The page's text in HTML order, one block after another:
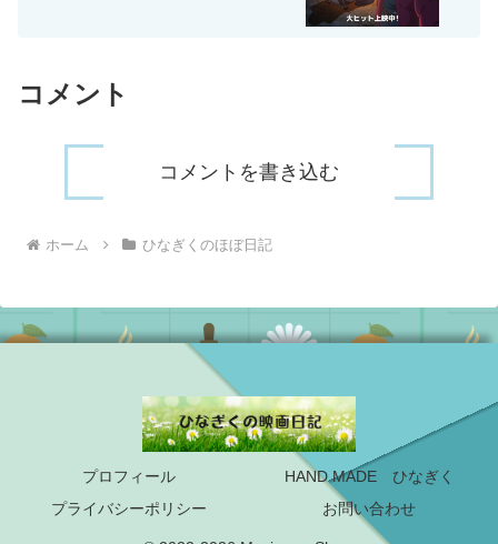
コメント
コメントを書き込む
ホーム ひなぎくのほぼ日記
プロフィール
HAND MADE ひなぎく
プライバシーポリシー
お問い合わせ